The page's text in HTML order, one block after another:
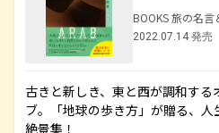
BOOKS 旅の名言
2022.07.14 発売
古きと新しき、東と西が調和する
ブ。「地球の歩き方」が贈る、
絶景集！